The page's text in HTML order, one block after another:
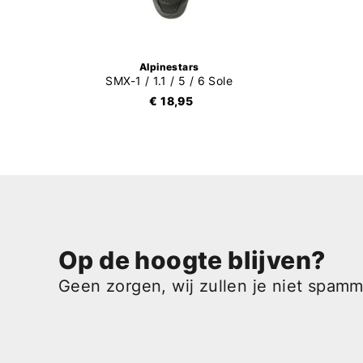
Alpinestars
SMX-1 / 1.1 / 5 / 6 Sole
€ 18,95
Op de hoogte blijven?
Geen zorgen, wij zullen je niet